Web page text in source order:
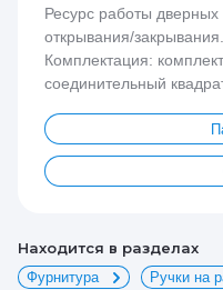
Ресурс работы
открывания/
Комплектация:
соединительный
Находится в разделах
Фурнитура Ручки на